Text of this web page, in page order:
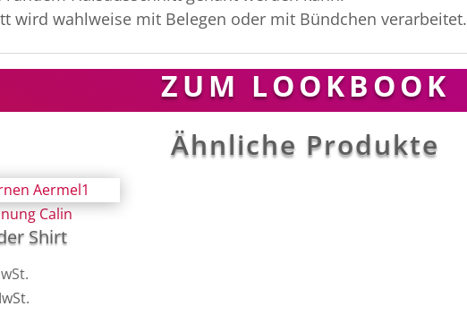
wird wahlweise mit Belegen oder mit Bündchen verarbeitet.
ZUM LOOKBOOK
Ähnliche Produkte
Shirt